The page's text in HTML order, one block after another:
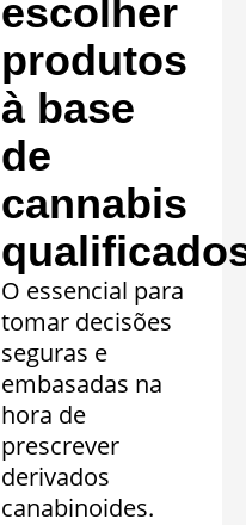
escolher
produtos
à base
de
cannabis
O essencial para
tomar decisões
seguras e
embasadas na
hora de
prescrever
derivados
canabinoides.